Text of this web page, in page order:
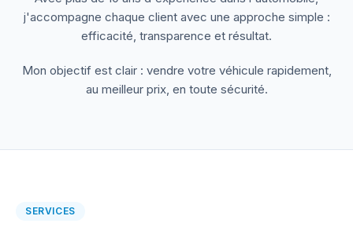
j'accompagne chaque client avec une approche simple :
efficacité, transparence et résultat.
Mon objectif est clair : vendre votre véhicule rapidement,
au meilleur prix, en toute sécurité.
SERVICES